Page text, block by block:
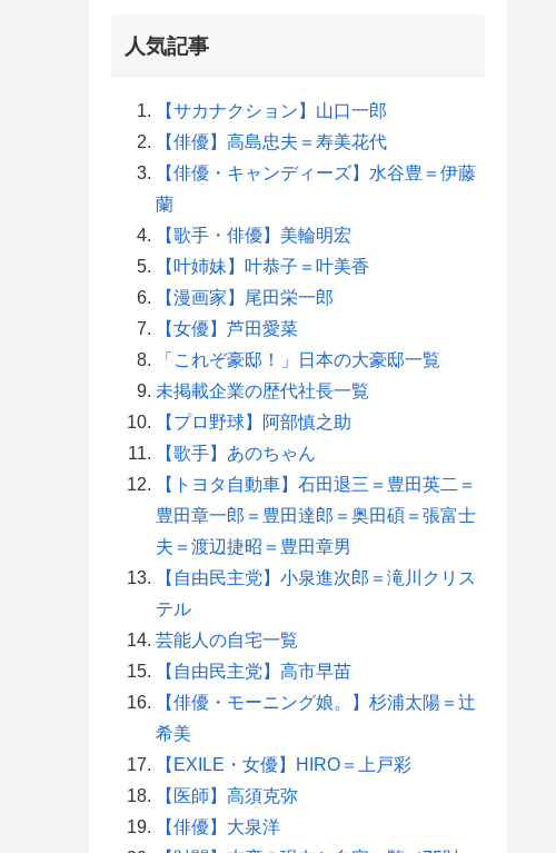
人気記事
【サカナクション】山口一郎
【俳優】高島忠夫＝寿美花代
【俳優・キャンディーズ】水谷豊＝伊藤
蘭
【歌手・俳優】美輪明宏
【叶姉妹】叶恭子＝叶美香
【漫画家】尾田栄一郎
【女優】芦田愛菜
「これぞ豪邸！」日本の大豪邸一覧
未掲載企業の歴代社長一覧
【プロ野球】阿部慎之助
【歌手】あのちゃん
【トヨタ自動車】石田退三＝豊田英二＝
豊田章一郎＝豊田達郎＝奥田碩＝張富士
夫＝渡辺捷昭＝豊田章男
【自由民主党】小泉進次郎＝滝川クリス
テル
芸能人の自宅一覧
【自由民主党】高市早苗
【俳優・モーニング娘。】杉浦太陽＝辻
希美
【EXILE・女優】HIRO＝上戸彩
【医師】高須克弥
【俳優】大泉洋